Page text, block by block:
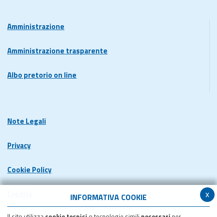
x
INFORMATIVA COOKIE
Amministrazione
Amministrazione trasparente
Albo pretorio on line
Note Legali
Privacy
Cookie Policy